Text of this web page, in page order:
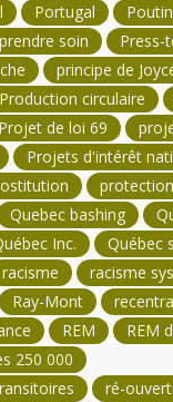
Portugal
prendre soin
Press-
principe de
Production circulaire
Projet de loi 69
Projets d'intérêt
Quebec bashing
Inc.
Québec
racisme
racisme
Ray-Mont
REM
REM
250 000
ré-